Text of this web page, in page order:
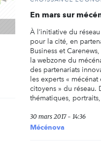
En mars sur
À l’initiative du
pour la cité, en
Business et
la webzone du
des partenariats
les experts «
citoyens » du réseau.
thématiques,
30 mars 2017 - 14:36
Mécénova